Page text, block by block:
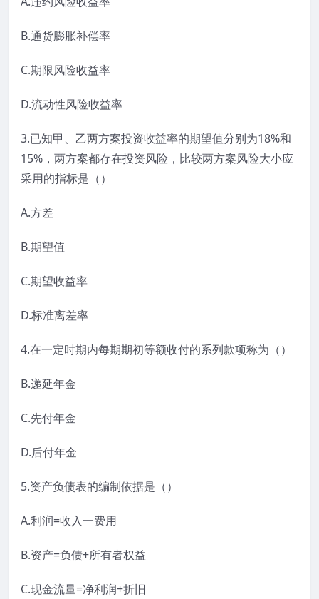
B.通货膨胀补偿率
C.期限风险收益率
D.流动性风险收益率
3.已知甲、乙两方案投资收益率的期望值分别为18%和
15%，两方案都存在投资风险，比较两方案风险大小应
采用的指标是（）
A.方差
B.期望值
C.期望收益率
D.标准离差率
4.在一定时期内每期期初等额收付的系列款项称为（）
B.递延年金
C.先付年金
D.后付年金
5.资产负债表的编制依据是（）
A.利润=收入一费用
B.资产=负债+所有者权益
C.现金流量=净利润+折旧